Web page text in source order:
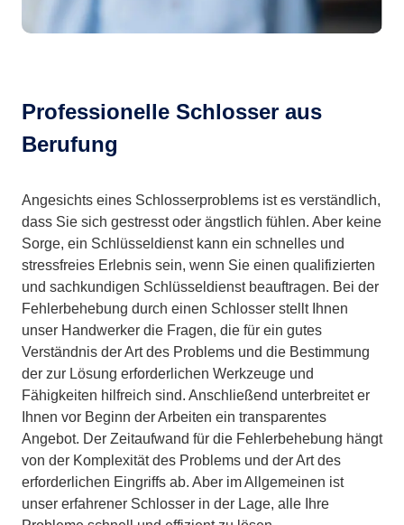
Professionelle Schlosser aus
Berufung
Angesichts eines Schlosserproblems ist es verständlich,
dass Sie sich gestresst oder ängstlich fühlen. Aber keine
Sorge, ein Schlüsseldienst kann ein schnelles und
stressfreies Erlebnis sein, wenn Sie einen qualifizierten
und sachkundigen Schlüsseldienst beauftragen. Bei der
Fehlerbehebung durch einen Schlosser stellt Ihnen
unser Handwerker die Fragen, die für ein gutes
Verständnis der Art des Problems und die Bestimmung
der zur Lösung erforderlichen Werkzeuge und
Fähigkeiten hilfreich sind. Anschließend unterbreitet er
Ihnen vor Beginn der Arbeiten ein transparentes
Angebot. Der Zeitaufwand für die Fehlerbehebung hängt
von der Komplexität des Problems und der Art des
erforderlichen Eingriffs ab. Aber im Allgemeinen ist
unser erfahrener Schlosser in der Lage, alle Ihre